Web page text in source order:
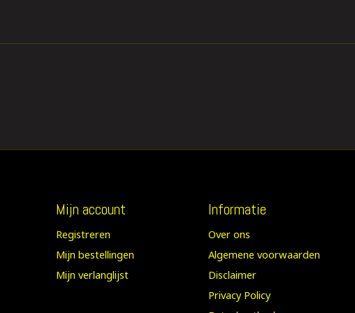
Mijn account
Registreren
Mijn bestellingen
Mijn verlanglijst
Informatie
Over ons
Algemene voorwaarden
Disclaimer
Privacy Policy